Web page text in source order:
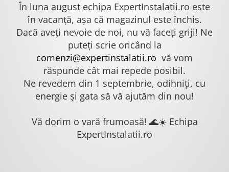
În luna august echipa ExpertInstalatii.ro este
în vacanță, așa că magazinul este închis.
Dacă aveți nevoie de noi, nu vă faceți griji! Ne
puteți scrie oricând la
comenzi@expertinstalatii.ro vă vom
răspunde cât mai repede posibil.
Ne revedem din 1 septembrie, odihniți, cu
energie și gata să vă ajutăm din nou!
Vă dorim o vară frumoasă! 🌊☀️ Echipa
ExpertInstalatii.ro